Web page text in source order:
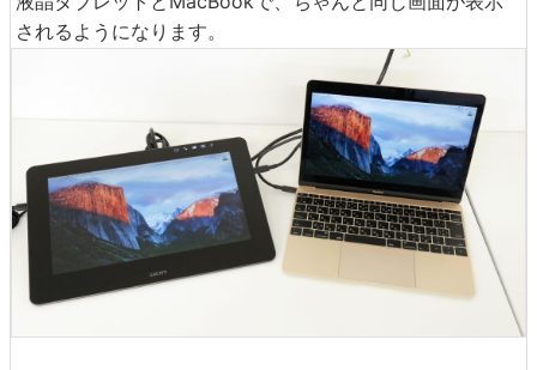
されるようになります。